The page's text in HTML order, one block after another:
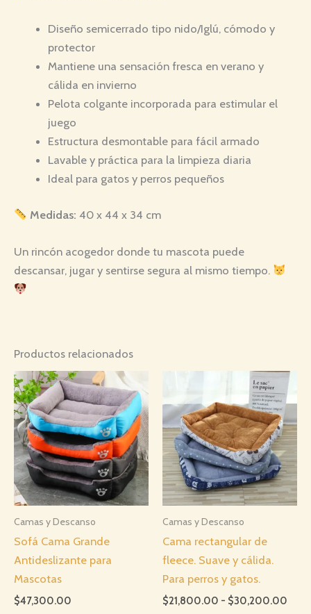
Diseño semicerrado tipo nido/Iglú, cómodo y
protector
Mantiene una sensación fresca en verano y
cálida en invierno
Pelota colgante incorporada para estimular el
juego
Estructura desmontable para fácil armado
Lavable y práctica para la limpieza diaria
Ideal para gatos y perros pequeños
Medidas: 40 x 44 x 34 cm
Un rincón acogedor donde tu mascota puede
descansar, jugar y sentirse segura al mismo tiempo.
Productos relacionados
Camas y Descanso
Sofá Cama Grande
Antideslizante para
Mascotas
$47,300.00
Camas y Descanso
Cama rectangular de
fleece. Suave y cálida.
Para perros y gatos.
$21,800.00 - $30,200.00